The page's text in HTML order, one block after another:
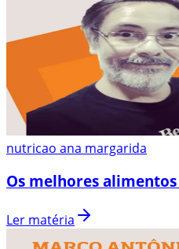
nutricao ana margarida
Os melhores
Ler matéria